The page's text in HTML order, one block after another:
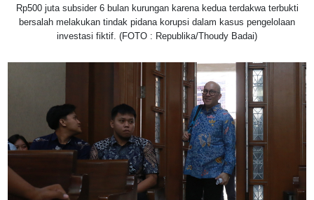
Rp500 juta subsider 6 bulan kurungan karena kedua terdakwa terbukti
bersalah melakukan tindak pidana korupsi dalam kasus pengelolaan
investasi fiktif. (FOTO : Republika/Thoudy Badai)